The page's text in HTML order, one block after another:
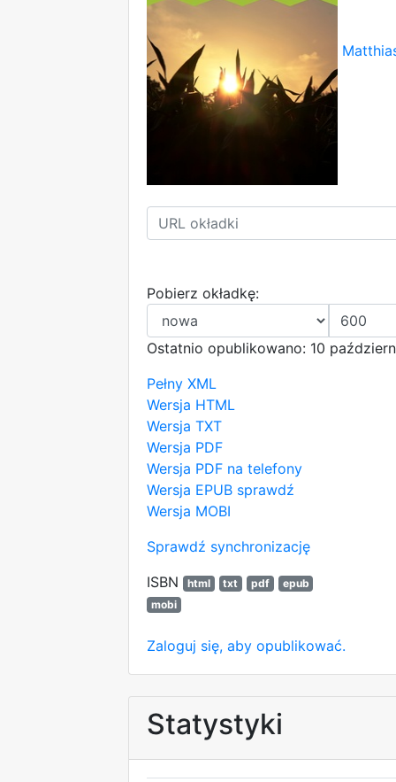
Pobierz okładkę:
Ostatnio opublikowano: 10
Pełny XML
Wersja HTML
Wersja TXT
Wersja PDF
Wersja PDF na telefony
Wersja EPUB sprawdź
Wersja MOBI
Sprawdź synchronizację
ISBN
html txt pdf
epub
mobi
Zaloguj się, aby opublikować.
Statystyki